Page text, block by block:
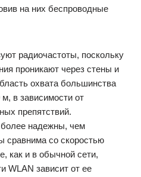
на них беспроводные
радиочастоты, поскольку
проникают через стены и
охвата большинства
в зависимости от
препятствий.
надежны, чем
сравнима со скоростью
как и в обычной сети,
WLAN зависит от ее